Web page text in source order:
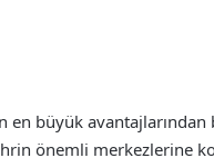
en büyük
önemli merkezlerine